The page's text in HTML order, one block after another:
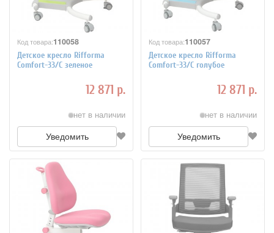
Код товара:110058
Детское кресло Rifforma
Comfort-33/С зеленое
12 871 р.
нет в наличии
Уведомить
Код товара:110057
Детское кресло Rifforma
Comfort-33/С голубое
12 871 р.
нет в наличии
Уведомить